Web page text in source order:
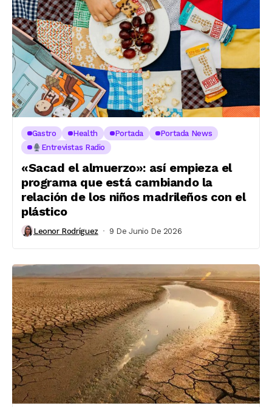
Gastro Health Portada
Portada News
Entrevistas Radio
«Sacad el almuerzo»: así empieza el
programa que está cambiando la
relación de los niños madrileños con el
plástico
Leonor Rodríguez 9 De Junio De 2026